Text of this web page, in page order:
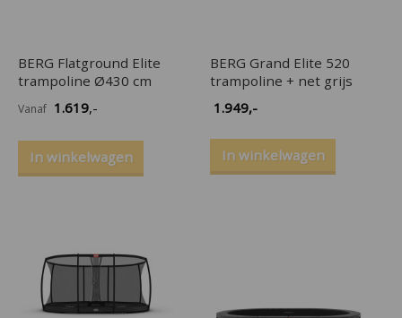
BERG Flatground Elite
trampoline Ø430 cm
Vanaf 1.619,-
In winkelwagen
BERG Grand Elite 520
trampoline + net grijs
1.949,-
In winkelwagen